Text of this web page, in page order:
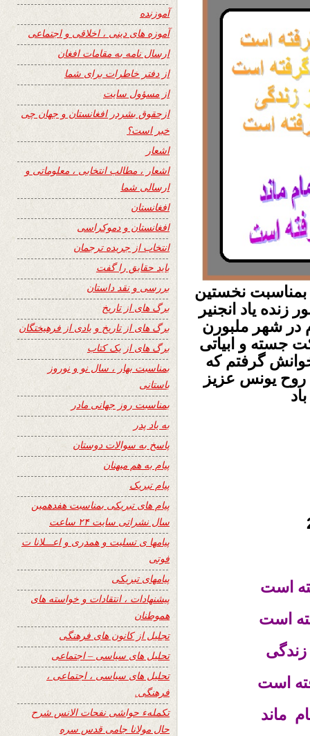
دسامبر 2018 محفلی بمناسبت نخستین
زنده یاد انجنیر
در شهر ملبورن
جسته و ابیاتی
گرفتم که
روح یونس عزیز
است
است
است
ماند
آموزنده
آموزه های دینی ، اخلاقی و اجتماعی
ارسال نامه به مقامات افغان
از دفتر خاطرات برای شما
از مسؤول سایت
ازحقوق بشردر افغانستان و جهان چی
خبر است؟
اشعار
اشعار ، مطالب انتخابی ، معلوماتی و
ارسالی شما
افغانستان
افغانستان و دموکراسی
انتخاب از جریده ترجمان
باید حقایق را گفت
بررسی و نقد داستان
برگ های از تاریخ
برگ های از تاریخ و یادی از فرهیختگان
برگ های از یک کتاب
بمناسبت بهار ، سال نو و نوروز
باستانی
بمناسبت روز جهانی مادر
به یاد پدر
پاسخ به سوالات دوستان
پیام به هم میهنان
پیام تبریک
پیام های تبریکی بمناسبت هفدهمین
سال نشراتی سایت ۲۴ ساعت
پیامها ی تسلیت و همدری و اعـــلانا ت
فوتی
پیامهای تبریکی
پیشنهادات ، انتقادات و خواسته های
هموطنان
تجلیل از کانون های فرهنگی
تحلیل های سیاسی – اجتماعی
تحلیل های سیاسی ، اجتماعی ،
فرهنگی.
تکملهء حواشی نفحات الانس شرح
حال مولانا جامی قدس سره